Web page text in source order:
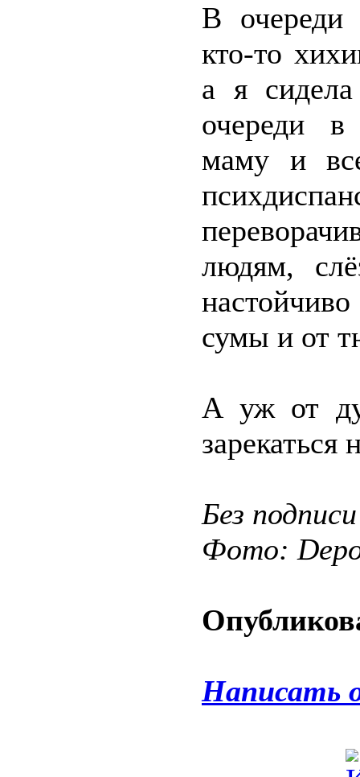
В очереди
кто-то
а я
очереди в
маму и
людям,
сумы и от
А уж от
зарекаться
Без подписи
Фото:
Написать